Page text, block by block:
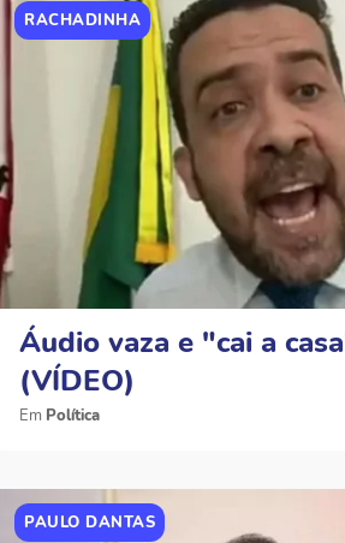
RACHADINHA
Áudio vaza e "cai a
(VÍDEO)
Política
PAULO DANTAS